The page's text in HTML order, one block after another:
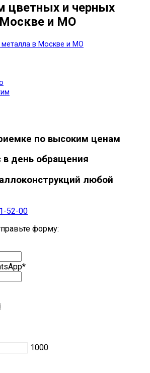
цветных и черных
и МО
металла в Москве и МО
по высоким ценам
в день обращения
любой
52-00
форму:
*
1000